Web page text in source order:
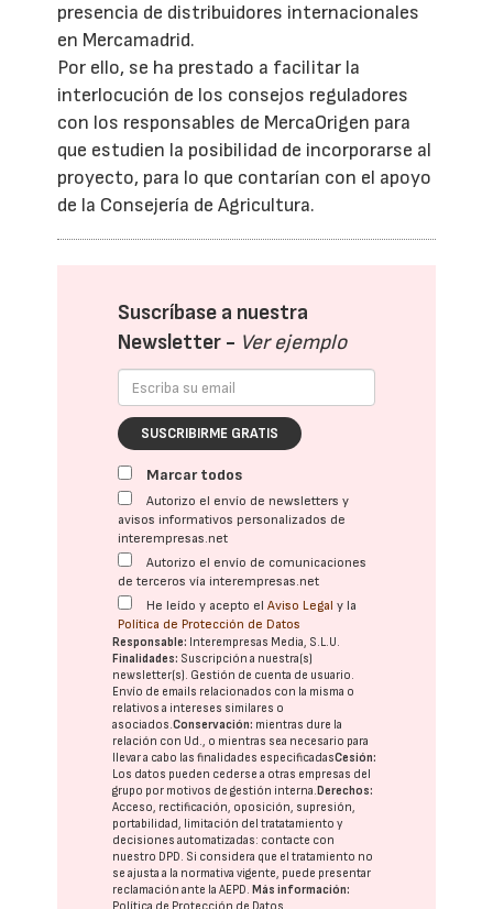
presencia de distribuidores internacionales
en Mercamadrid.
Por ello, se ha prestado a facilitar la
interlocución de los consejos reguladores
con los responsables de MercaOrigen para
que estudien la posibilidad de incorporarse al
proyecto, para lo que contarían con el apoyo
de la Consejería de Agricultura.
Suscríbase a nuestra
Newsletter - Ver ejemplo
SUSCRIBIRME GRATIS
Marcar todos
Autorizo el envío de newsletters y
avisos informativos personalizados de
interempresas.net
Autorizo el envío de comunicaciones
de terceros vía interempresas.net
He leído y acepto elAviso Legal y la
Política de Protección de Datos
Responsable: Interempresas Media, S.L.U.
Finalidades: Suscripción a nuestra(s)
newsletter(s). Gestión de cuenta de usuario.
Envío de emails relacionados con la misma o
relativos a intereses similares o
asociados.Conservación: mientras dure la
relación con Ud., o mientras sea necesario para
llevar a cabo las finalidades especificadasCesión:
Los datos pueden cederse a otras empresas del
grupo por motivos de gestión interna. Derechos:
Acceso, rectificación, oposición, supresión,
portabilidad, limitación del tratatamiento y
decisiones automatizadas: contacte con
nuestro DPD. Si considera que el tratamiento no
se ajusta a la normativa vigente, puede presentar
reclamación ante laAEPD. Más información: